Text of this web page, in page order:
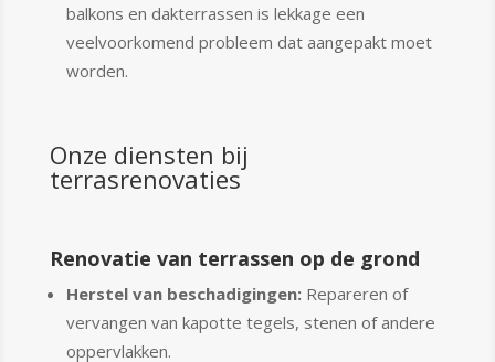
balkons en dakterrassen is lekkage een
veelvoorkomend probleem dat aangepakt moet
worden.
Onze diensten bij
terrasrenovaties
Renovatie van terrassen op de grond
Herstel van beschadigingen:Repareren of
vervangen van kapotte tegels, stenen of andere
oppervlakken.